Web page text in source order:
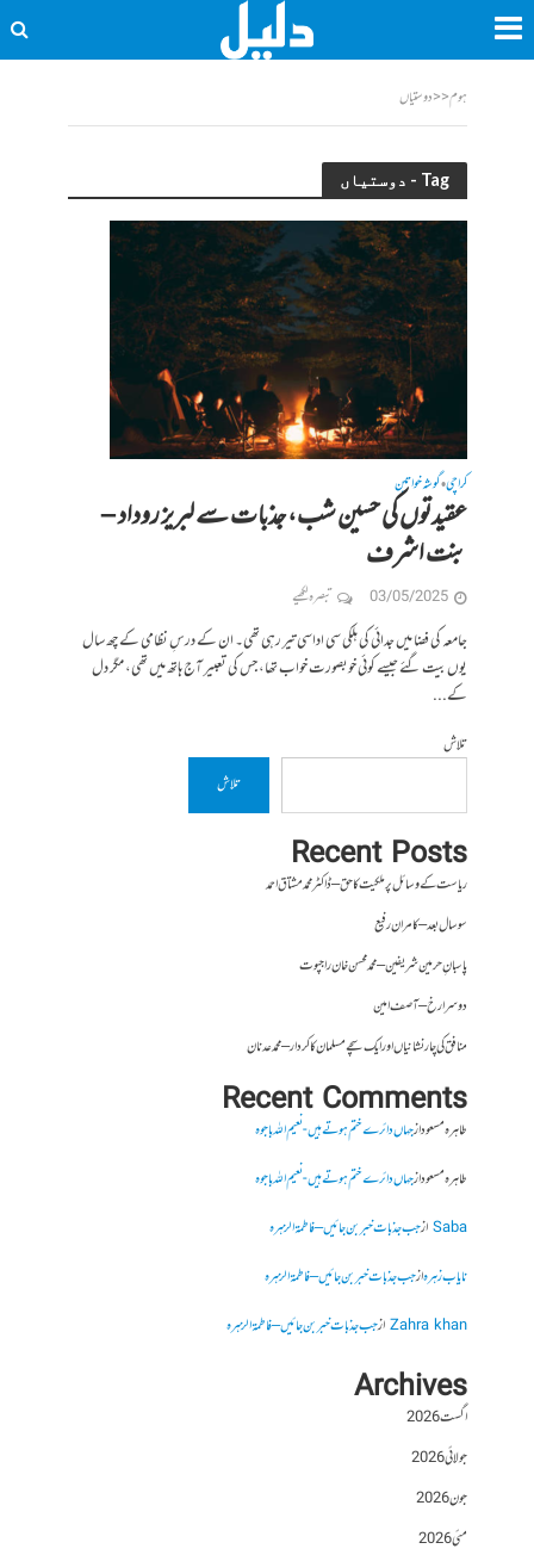
ہوم<<دوستیاں
Tag - دوستیاں
کراچی•گوشہ خواتین
عقیدتوں کی حسین شب، جذبات سے لبریز روداد –
بنت اشرف
03/05/2025 تبصرہ لکھیے
جامعہ کی فضا میں جدائی کی ہلکی سی اداسی تیر رہی تھی۔ ان کے درسِ نظامی کے چھ سال
یوں بیت گئے جیسے کوئی خوبصورت خواب تھا، جس کی تعبیر آج ہاتھ میں تھی، مگر دل
کے...
تلاش
تلاش
Recent Posts
ریاست کے وسائل پر ملکیت کا حق – ڈاکٹر محمد مشتاق احمد
سو سال بعد – کامران رفیع
پاسبانِ حرمین شریفین – محمد محسن خان راجپوت
دوسرا رخ – آصف امین
منافق کی چار نشانیاں اور ایک سچے مسلمان کا کردار – محمد عدنان
Recent Comments
طاہرہ مسعودازجہاں دائرے ختم ہوتے ہیں- نعیم اللہ باجوہ
طاہرہ مسعودازجہاں دائرے ختم ہوتے ہیں- نعیم اللہ باجوہ
Sabaازجب جذبات خبر بن جائیں – فاطمۃالزہرہ
نایاب زہرہازجب جذبات خبر بن جائیں – فاطمۃالزہرہ
Zahra khanازجب جذبات خبر بن جائیں – فاطمۃالزہرہ
Archives
اگست 2026
جولائی 2026
جون 2026
مئی 2026